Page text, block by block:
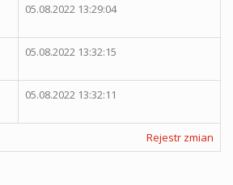
05.08.2022 13:29:04
05.08.2022 13:32:15
05.08.2022 13:32:11
Rejestr zmian